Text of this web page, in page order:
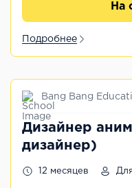
На
Подробнее
Bang Bang
Дизайнер
дизайнер)
12 месяцев